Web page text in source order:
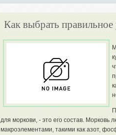
Как выбрать
для моркови, - это его состав. Морковь
макроэлементами, такими как азот,